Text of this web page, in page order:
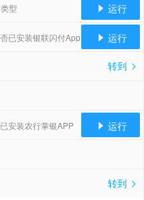
型  运行
已安装银联闪付App  运行
转到 
安装农行掌银APP  运行
转到 